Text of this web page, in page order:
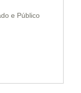
e Público